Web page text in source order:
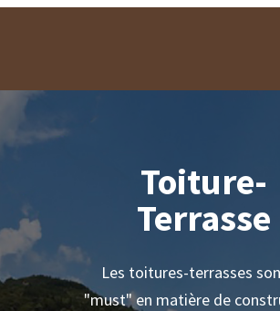
Toiture-
Terrasse
Les toitures-terrasses
"must" en matière de